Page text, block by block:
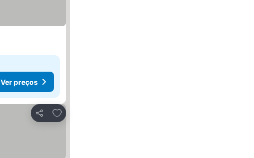
Ver preços
Partilhar
Adicionar aos favoritos